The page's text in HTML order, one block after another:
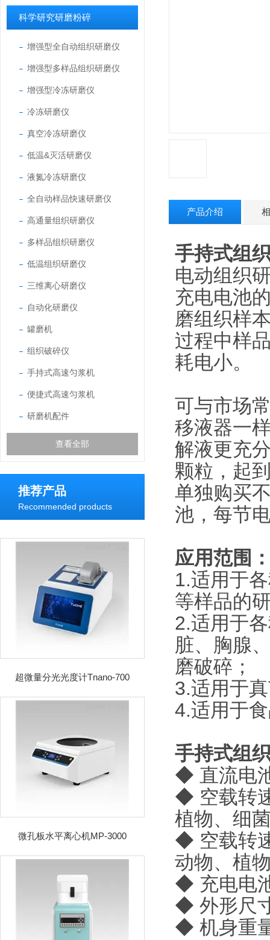
科学研究研磨粉碎
增强型全自动组织研磨仪
增强型多样品组织研磨仪
增强型冷冻研磨仪
冷冻研磨仪
真空冷冻研磨仪
低温&灭活研磨仪
液氮冷冻研磨仪
全自动样品快速研磨仪
高通量组织研磨仪
多样品组织研磨仪
低温组织研磨仪
三维离心研磨仪
自动化研磨仪
罐磨机
组织破碎仪
手持式高速匀浆机
便捷式高速匀浆机
研磨机配件
查看全部
推荐产品
Recommended products
超微量分光光度计Tnano-700
微孔板水平离心机MP-3000
产品介绍
手持式组
电动组织
充电电池
磨组织样
过程中样
耗电小。
可与市场
移液器一
解液更充
颗粒，起
单独购买
池，每节
应用范围
1.适用于
等样品的
2.适用于
脏、胸腺
磨破碎；
3.适用于
4.适用于
手持式组
◆ 直流电
◆ 空载转
植物、细
◆ 空载转
动物、植
◆ 充电电
◆ 外形尺
◆ 机身重